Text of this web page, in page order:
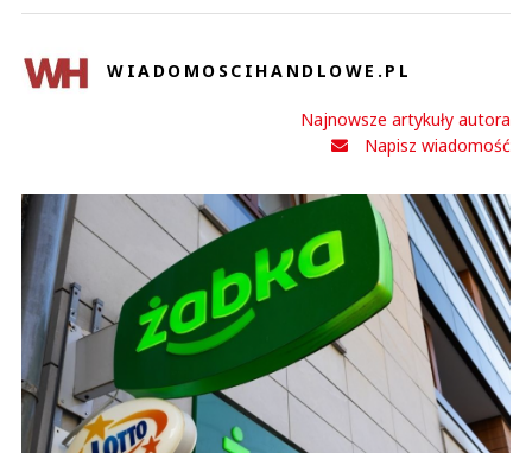
WIADOMOSCIHANDLOWE.PL
Najnowsze artykuły autora
Napisz wiadomość